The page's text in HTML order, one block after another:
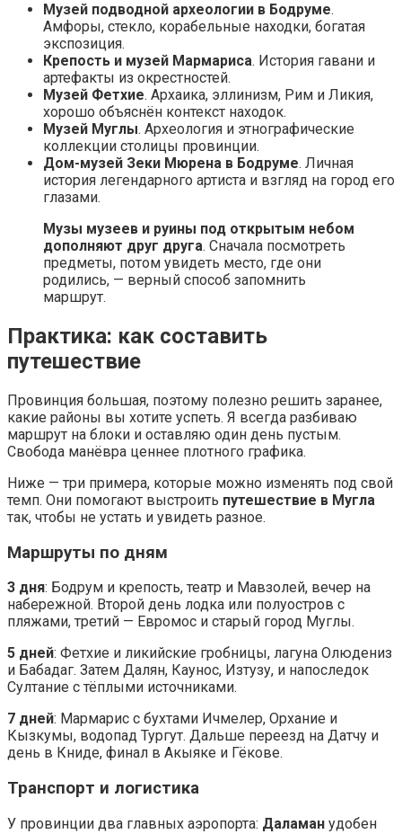
Музей подводной археологии в Бодруме.
Амфоры, стекло, корабельные находки, богатая
экспозиция.
Крепость и музей Мармариcа. История гавани и
артефакты из окрестностей.
Музей Фетхие. Архаика, эллинизм, Рим и Ликия,
хорошо объяснён контекст находок.
Музей Муглы. Археология и этнографические
коллекции столицы провинции.
Дом-музей Зеки Мюрена в Бодруме. Личная
история легендарного артиста и взгляд на город его
глазами.
Музы музеев и руины под открытым небом
дополняют друг друга. Сначала посмотреть
предметы, потом увидеть место, где они
родились, — верный способ запомнить
маршрут.
Практика: как составить
путешествие
Провинция большая, поэтому полезно решить заранее,
какие районы вы хотите успеть. Я всегда разбиваю
маршрут на блоки и оставляю один день пустым.
Свобода манёвра ценнее плотного графика.
Ниже — три примера, которые можно изменять под свой
темп. Они помогают выстроить путешествие в Мугла
так, чтобы не устать и увидеть разное.
Маршруты по дням
3 дня: Бодрум и крепость, театр и Мавзолей, вечер на
набережной. Второй день лодка или полуостров с
пляжами, третий — Евромос и старый город Муглы.
5 дней: Фетхие и ликийские гробницы, лагуна Олюдениз
и Бабадаг. Затем Далян, Каунос, Изтузу, и напоследок
Султание с тёплыми источниками.
7 дней: Мармариc с бухтами Ичмелер, Орхание и
Кызкумы, водопад Тургут. Дальше переезд на Датчу и
день в Книде, финал в Акыяке и Гёкове.
Транспорт и логистика
У провинции два главных аэропорта: Даламан удобен